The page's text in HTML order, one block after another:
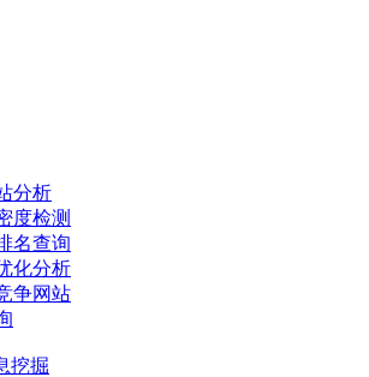
分析
度检测
名查询
化分析
争网站
挖掘